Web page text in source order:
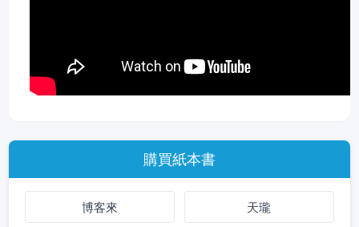
購買紙本書
博客來 天瓏